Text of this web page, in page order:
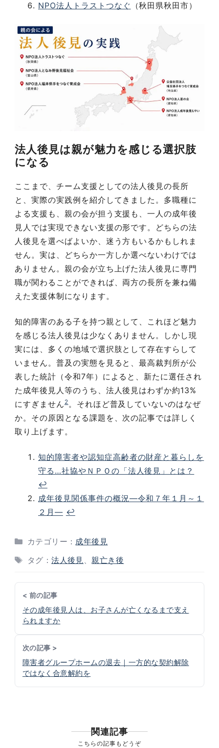
NPO法人トラストつなぐ （秋田県秋田市）
法人後見は親が魅力を感じる選択肢
になる
ここまで、チーム支援としての法人後見の長所
と、実際の実践例を紹介してきました。多職種に
よる支援も、親の会が担う支援も、一人の成年後
見人では実現できない支援の形です。どちらの法
人後見を選べばよいか、迷う方もいるかもしれま
せん。実は、どちらか一方しか選べないわけでは
ありません。親の会が立ち上げた法人後見に専門
職が関わることができれば、両方の長所を兼ね備
えた支援体制になります。
知的障害のある子を持つ親として、これほど魅力
を感じる法人後見は少なくありません。しかし現
実には、多くの地域で選択肢として存在すらして
いません。普及の実態を見ると、最高裁判所が公
表した統計（令和7年）によると、新たに選任され
た成年後見人等のうち、法人後見はわずか約13%
にすぎません2。それほど普及していないのはなぜ
か。その原因となる課題を、次の記事では詳しく
取り上げます。
知的障害者や認知症高齢者の財産と暮らしを
守る…社協やＮＰＯの「法人後見」とは？
↩︎
成年後見関係事件の概況―令和７年１月～１
２月― ↩︎
カテゴリー： 成年後見
タグ：法人後見 、親亡き後
< 前の記事
その成年後見人は、お子さんが亡くなるまで支え
られますか
次の記事 >
障害者グループホームの退去｜一方的な契約解除
ではなく合意解約を
関連記事
こちらの記事もどうぞ